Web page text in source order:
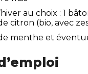
au choix : 1
citron (bio, avec
menthe et